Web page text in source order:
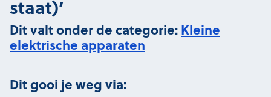
staat)’
Dit valt onder de categorie:Kleine
elektrische apparaten
Dit gooi je weg via: